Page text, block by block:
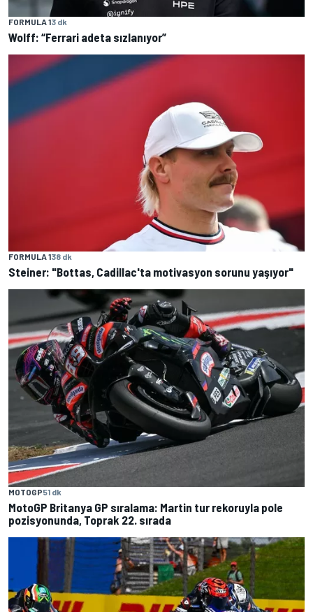
FORMULA 13 dk
Wolff: “Ferrari adeta sızlanıyor”
FORMULA 138 dk
Steiner: "Bottas, Cadillac'ta motivasyon sorunu yaşıyor"
MOTOGP51 dk
MotoGP Britanya GP sıralama: Martin tur rekoruyla pole
pozisyonunda, Toprak 22. sırada